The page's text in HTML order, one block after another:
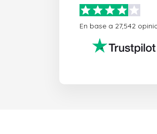
En base a 27,542